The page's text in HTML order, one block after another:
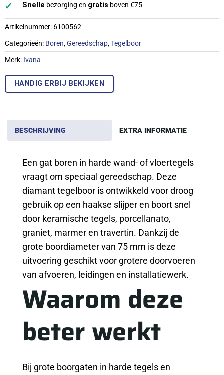
✓ Snelle bezorging en gratis boven €75
Artikelnummer: 6100562
Categorieën: Boren,Gereedschap,Tegelboor
Merk: Ivana
HANDIG ERBIJ BEKIJKEN
BESCHRIJVING EXTRA INFORMATIE
Een gat boren in harde wand- of vloertegels
vraagt om speciaal gereedschap. Deze
diamant tegelboor is ontwikkeld voor droog
gebruik op een haakse slijper en boort snel
door keramische tegels, porcellanato,
graniet, marmer en travertin. Dankzij de
grote boordiameter van 75 mm is deze
uitvoering geschikt voor grotere doorvoeren
van afvoeren, leidingen en installatiewerk.
Waarom deze
beter werkt
Bij grote boorgaten in harde tegels en